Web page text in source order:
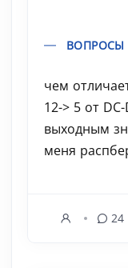
ВОПРОСЫ
чем
12-> 5 от
выходным
меня
24